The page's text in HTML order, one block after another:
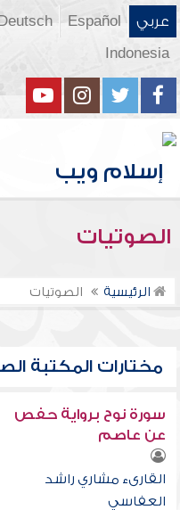
عربي Español
Indonesia
الصوتيات
الرئيسية الصوتيات
مختارات المكتبة
سورة نوح برواية حفص
عن عاصم
القارىء مشاري راشد
العفاسي